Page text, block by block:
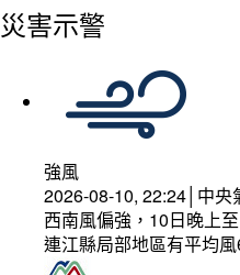
災害示警
強風
2026-08-10, 22:24│中央
西南風偏強，10日晚上
連江縣局部地區有平均